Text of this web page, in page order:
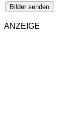
Bilder senden
ANZEIGE